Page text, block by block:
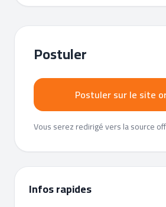
Postuler
Postuler sur le site
Vous serez redirigé vers la source
Infos rapides